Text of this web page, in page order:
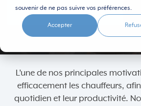
souvenir de ne pas suivre vos préférences.
Accepter
DISCUTEZ AVEC UN SPÉCIALISTE
L’une de nos principales
efficacement les chauffeurs,
quotidien et leur productivité.